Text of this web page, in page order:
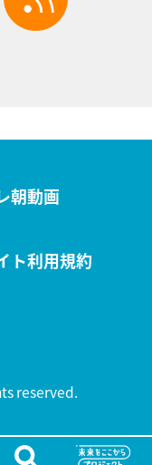
朝動画
ト利用規約
reserved.